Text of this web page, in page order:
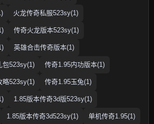
火龙传奇私服523sy(1)
传奇火龙版本523sy(1)
英雄合击传奇版本(1)
包523sy(1) 传奇1.95内功版本(1)
略523sy(1) 传奇1.95玉兔(1)
1.85版本传奇3d版523sy(1)
1.85版本传奇3d523sy(1) 单机传奇1.95(1)